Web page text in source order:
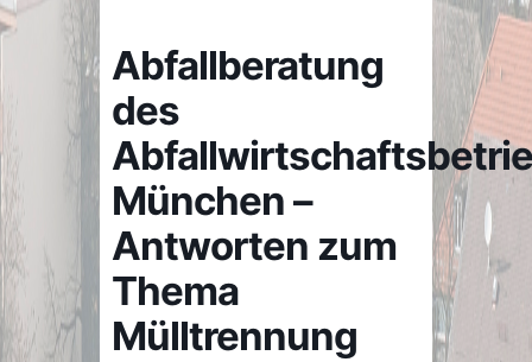
Abfallberatung
des
München –
Antworten zum
Thema
Mülltrennung